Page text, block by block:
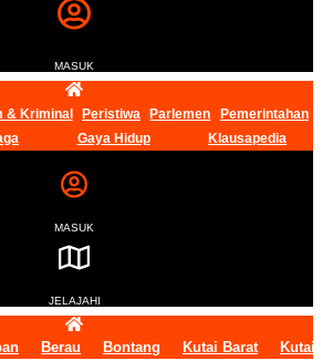
MASUK
& Kriminal Peristiwa Parlemen
Pemerintahan
Gaya Hidup Klausapedia
MASUK
JELAJAHI
Berau Bontang Kutai Barat Kutai